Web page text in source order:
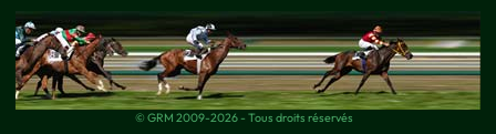
© GRM 2009-2026 - Tous droits réservés